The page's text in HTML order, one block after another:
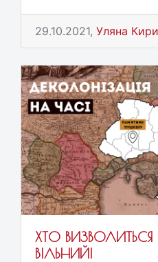
29.10.2021, Уляна
ХТО
ВІЛЬНИЙ!